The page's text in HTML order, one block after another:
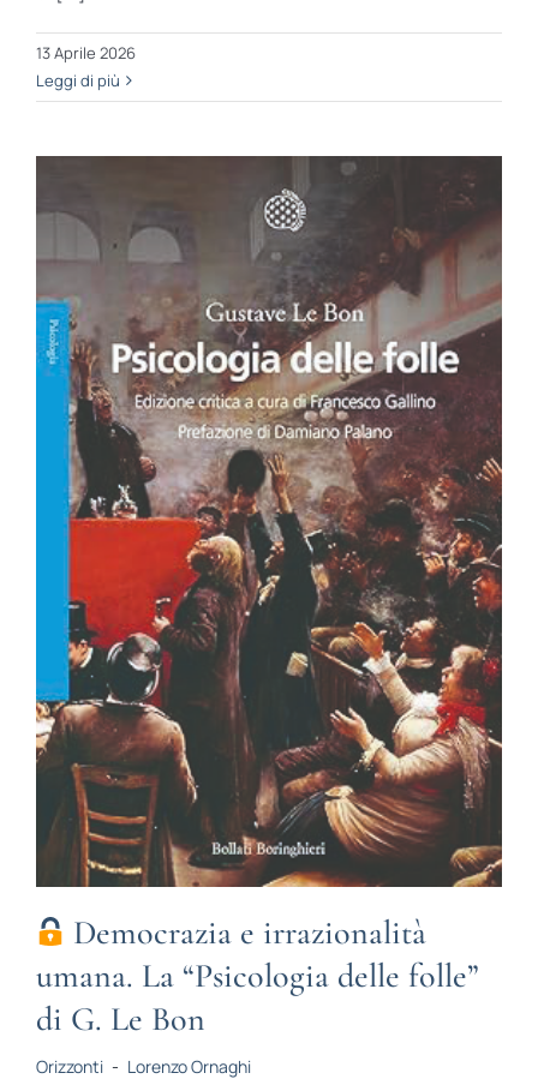
13 Aprile 2026
Leggi di più
Democrazia e irrazionalità
umana. La “Psicologia delle folle”
di G. Le Bon
Orizzonti - Lorenzo Ornaghi